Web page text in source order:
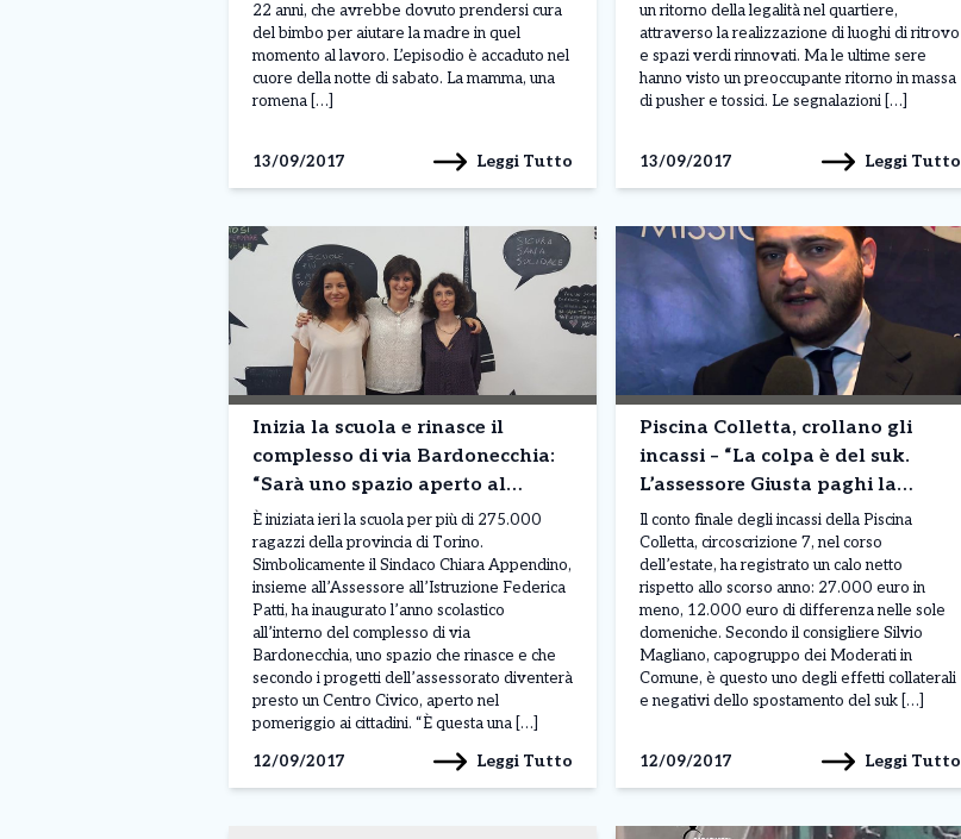
22 anni, che avrebbe dovuto prendersi cura
del bimbo per aiutare la madre in quel
momento al lavoro. L’episodio è accaduto nel
cuore della notte di sabato. La mamma, una
romena […]
13/09/2017 Leggi Tutto
un ritorno della legalità nel quartiere,
attraverso la realizzazione di luoghi di ritrovo
e spazi verdi rinnovati. Ma le ultime sere
hanno visto un preoccupante ritorno in massa
di pusher e tossici. Le segnalazioni […]
13/09/2017 Leggi Tutto
Inizia la scuola e rinasce il
complesso di via Bardonecchia:
“Sarà uno spazio aperto al
territorio”
È iniziata ieri la scuola per più di 275.000
ragazzi della provincia di Torino.
Simbolicamente il Sindaco Chiara Appendino,
insieme all’Assessore all’Istruzione Federica
Patti, ha inaugurato l’anno scolastico
all’interno del complesso di via
Bardonecchia, uno spazio che rinasce e che
secondo i progetti dell’assessorato diventerà
presto un Centro Civico, aperto nel
pomeriggio ai cittadini. “È questa una […]
12/09/2017
Leggi Tutto
Piscina Colletta, crollano gli
incassi – “La colpa è del suk.
L’assessore Giusta paghi la
differenza”
Il conto finale degli incassi della Piscina
Colletta, circoscrizione 7, nel corso
dell’estate, ha registrato un calo netto
rispetto allo scorso anno: 27.000 euro in
meno, 12.000 euro di differenza nelle sole
domeniche. Secondo il consigliere Silvio
Magliano, capogruppo dei Moderati in
Comune, è questo uno degli effetti collaterali
e negativi dello spostamento del suk […]
12/09/2017 Leggi Tutto